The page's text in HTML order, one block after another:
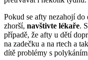
Pokud se afty nezahojí
zhorší, navštivte lékaře.
případě, že afty u dětí
na zadečku a na rtech a
dítě problémy s